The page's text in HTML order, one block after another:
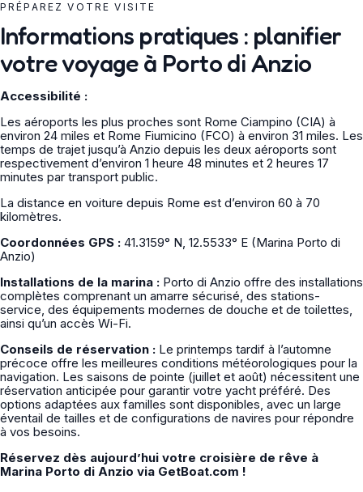
PRÉPAREZ VOTRE VISITE
Informations pratiques : planifier
votre voyage à Porto di Anzio
Accessibilité :
Les aéroports les plus proches sont Rome Ciampino (CIA) à
environ 24 miles et Rome Fiumicino (FCO) à environ 31 miles. Les
temps de trajet jusqu’à Anzio depuis les deux aéroports sont
respectivement d’environ 1 heure 48 minutes et 2 heures 17
minutes par transport public.
La distance en voiture depuis Rome est d’environ 60 à 70
kilomètres.
Coordonnées GPS : 41.3159° N, 12.5533° E (Marina Porto di
Anzio)
Installations de la marina : Porto di Anzio offre des installations
complètes comprenant un amarre sécurisé, des stations-
service, des équipements modernes de douche et de toilettes,
ainsi qu’un accès Wi-Fi.
Conseils de réservation : Le printemps tardif à l’automne
précoce offre les meilleures conditions météorologiques pour la
navigation. Les saisons de pointe (juillet et août) nécessitent une
réservation anticipée pour garantir votre yacht préféré. Des
options adaptées aux familles sont disponibles, avec un large
éventail de tailles et de configurations de navires pour répondre
à vos besoins.
Réservez dès aujourd’hui votre croisière de rêve à
Marina Porto di Anzio via GetBoat.com !